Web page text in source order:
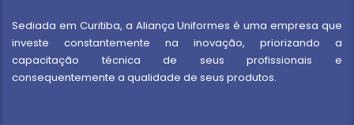
Sediada em Curitiba, a Aliança Uniformes é uma empresa que
investe constantemente na inovação, priorizando a
capacitação técnica de seus profissionais e
consequentemente a qualidade de seus produtos.